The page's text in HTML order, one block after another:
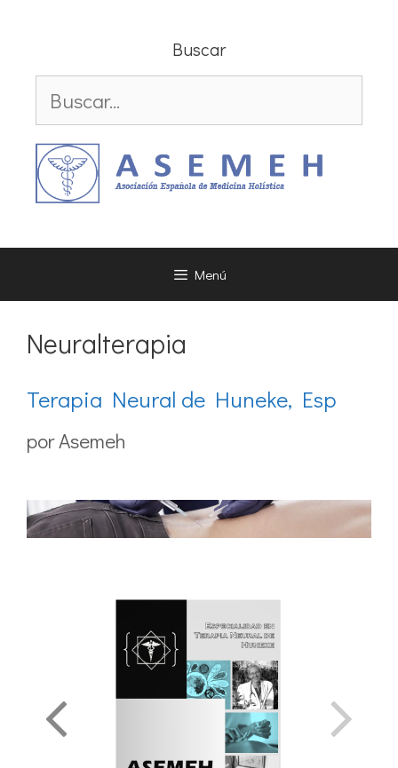
contenido
Buscar
Buscar:
Menú
Neuralterapia
Terapia Neural de Huneke, Esp
porAsemeh